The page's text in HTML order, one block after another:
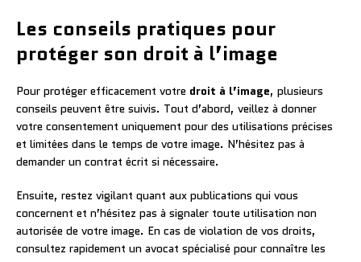
Les conseils pratiques pour
protéger son droit à l’image
Pour protéger efficacement votre droit à l’image, plusieurs
conseils peuvent être suivis. Tout d’abord, veillez à donner
votre consentement uniquement pour des utilisations précises
et limitées dans le temps de votre image. N’hésitez pas à
demander un contrat écrit si nécessaire.
Ensuite, restez vigilant quant aux publications qui vous
concernent et n’hésitez pas à signaler toute utilisation non
autorisée de votre image. En cas de violation de vos droits,
consultez rapidement un avocat spécialisé pour connaître les